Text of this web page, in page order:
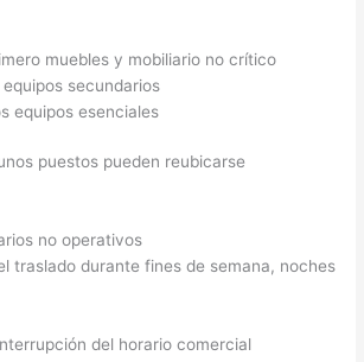
muebles y mobiliario no crítico
equipos secundarios
equipos esenciales
puestos pueden reubicarse
no operativos
traslado durante fines de semana, noches
del horario comercial